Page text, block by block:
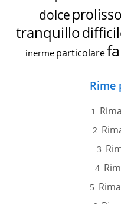
dolce prolisso
tranquillo
inerme particolare
Rime